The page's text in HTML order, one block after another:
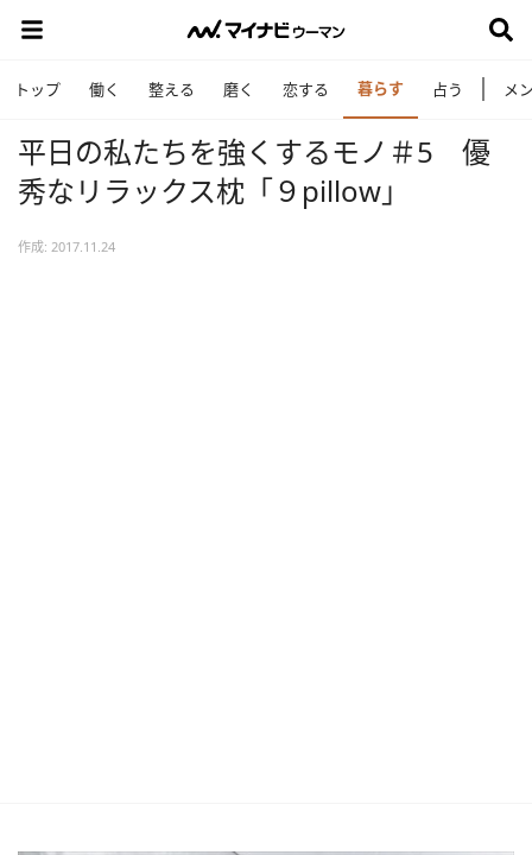
トップ 働く 整える 磨く 恋する 暮らす 占う メ
平日の私たちを強くするモノ＃5 優
秀なリラックス枕「９pillow」
作成: 2017.11.24